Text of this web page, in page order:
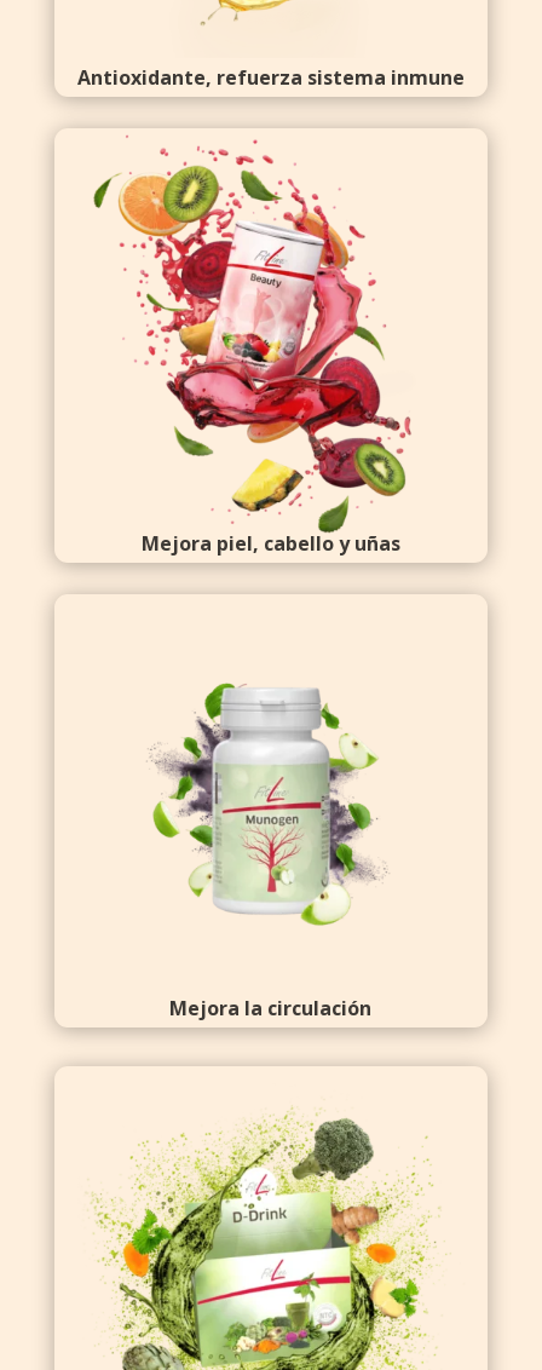
Antioxidante, refuerza sistema inmune
Mejora piel, cabello y uñas
Mejora la circulación